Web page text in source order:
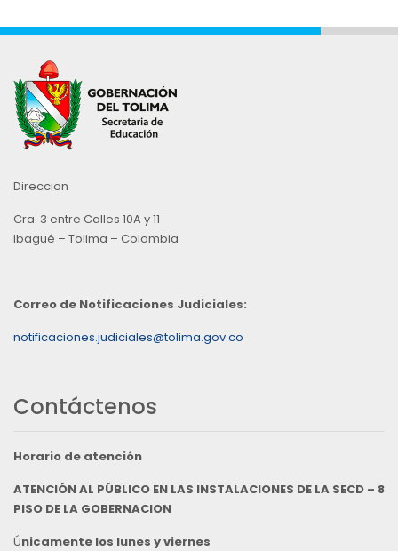
Direccion
Cra. 3 entre Calles 10A y 11
Ibagué – Tolima – Colombia
Correo de Notificaciones Judiciales:
notificaciones.judiciales@tolima.gov.co
Contáctenos
Horario de atención
ATENCIÓN AL PÚBLICO EN LAS INSTALACIONES DE LA SECD – 8
PISO DE LA GOBERNACION
Únicamente los lunes y viernes